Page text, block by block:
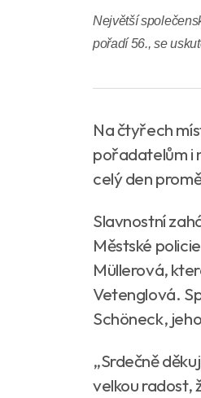
Největší
pořadí 56., se
Na čtyřech
pořadatelům i
celý den
Slavnostní
Městské
Müllerová,
Vetenglová.
Schöneck,
„Srdečně
velkou radost,